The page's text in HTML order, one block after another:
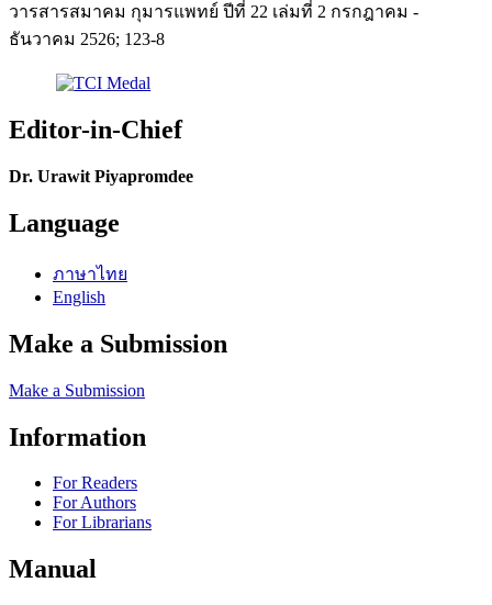
วารสารสมาคม กุมารแพทย์ ปีที่ 22 เล่มที่ 2 กรกฎาคม -
ธันวาคม 2526; 123-8
Editor-in-Chief
Dr. Urawit Piyapromdee
Language
ภาษาไทย
English
Make a Submission
Make a Submission
Information
For Readers
For Authors
For Librarians
Manual